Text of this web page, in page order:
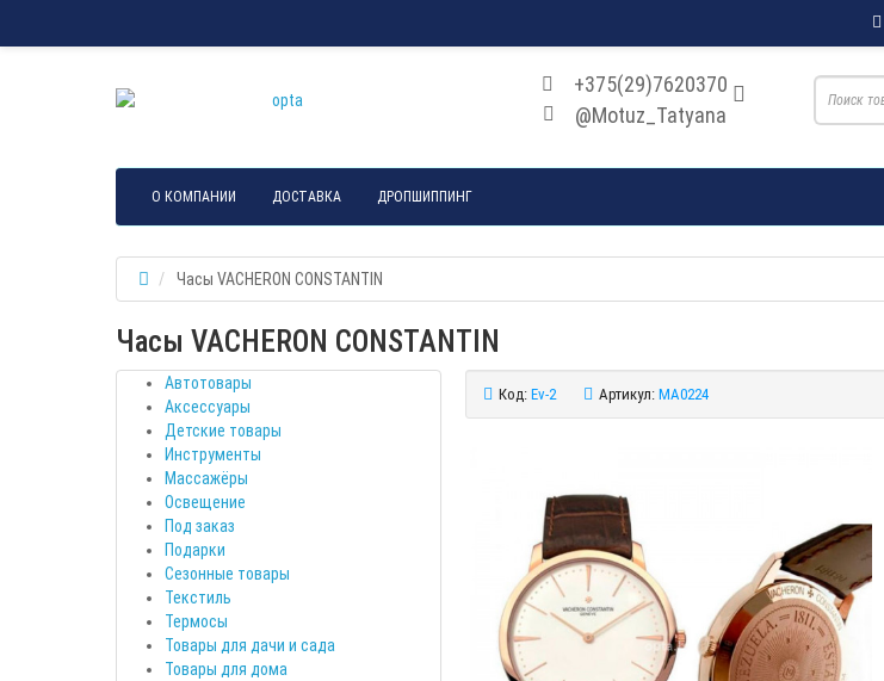
+375(29)7620370
@Motuz_Tatyana
О КОМПАНИИ ДОСТАВКА ДРОПШИППИНГ
Часы VACHERON CONSTANTIN
Часы VACHERON CONSTANTIN
Автотовары
Аксессуары
Детские товары
Инструменты
Массажёры
Освещение
Под заказ
Подарки
Сезонные товары
Текстиль
Термосы
Товары для дачи и сада
Товары для дома
Код: Ev-2 Артикул: MA0224